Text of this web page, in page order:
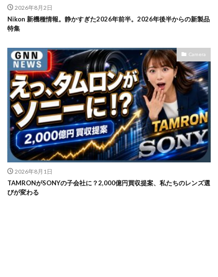
2026年8月2日
Nikon 新機種情報。静かすぎた2026年前半。2026年後半からの新製品
特集
Camera
2026年8月1日
TAMRONがSONYの子会社に？2,000億円買収提案、私たちのレンズ選
びが変わる